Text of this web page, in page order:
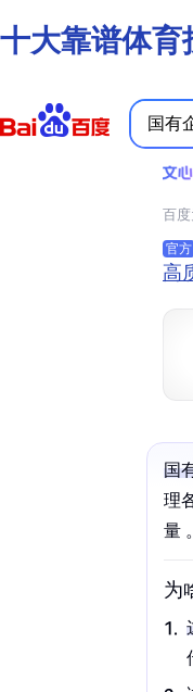
十大靠谱体育
时
百
官方
高
国
理
量 。‌‌
为